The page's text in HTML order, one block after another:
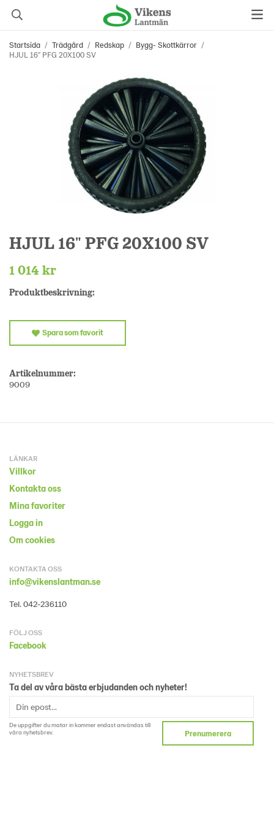
Startsida / Trädgård / Redskap / Bygg- Skottkärror /
HJUL 16" PFG 20X100 SV
HJUL 16" PFG 20X100 SV
1 014 kr
Produktbeskrivning:
Spara som favorit
Artikelnummer:
9009
LÄNKAR
Villkor
Kontakta oss
Mina favoriter
Logga in
Om cookies
KONTAKTA OSS
info@vikenslantman.se
Tel. 042-236110
FÖLJ OSS
Facebook
NYHETSBREV
Ta del av våra bästa erbjudanden och nyheter!
De uppgifter du matar in kommer endast användas till
våra nyhetsbrev.
Prenumerera